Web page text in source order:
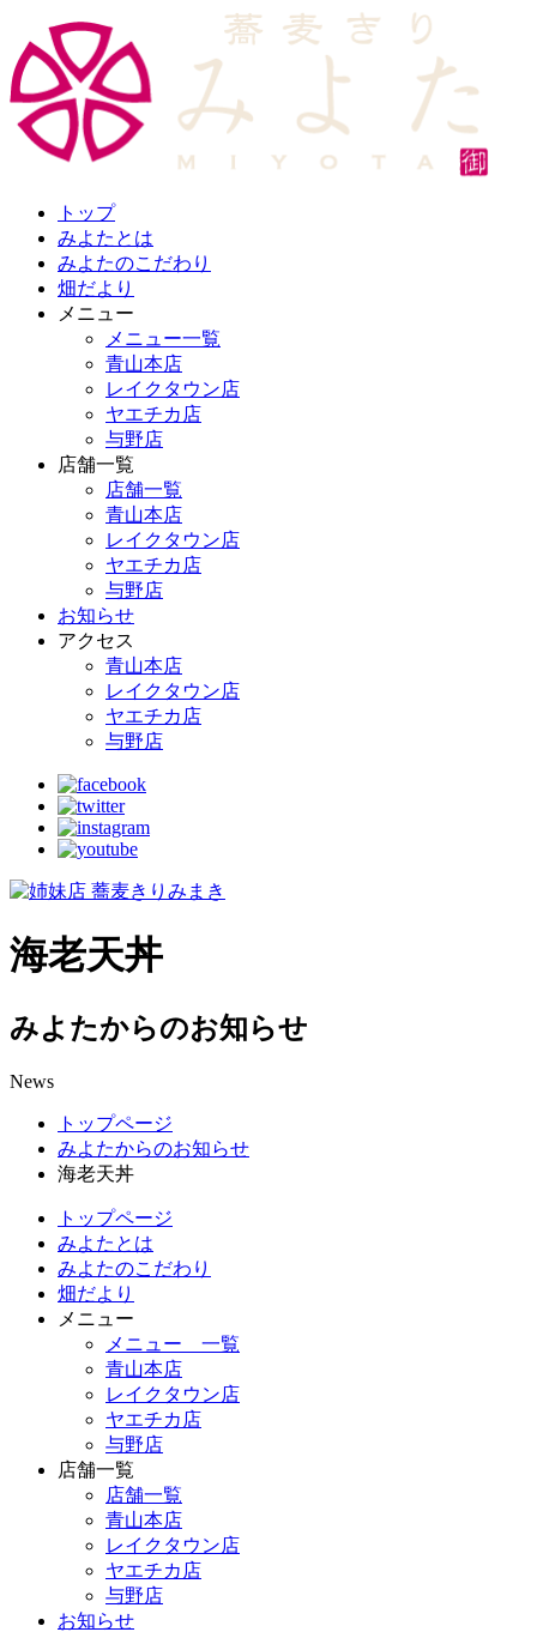
トップ
みよたとは
みよたのこだわり
畑だより
メニュー
メニュー一覧
青山本店
レイクタウン店
ヤエチカ店
与野店
店舗一覧
店舗一覧
青山本店
レイクタウン店
ヤエチカ店
与野店
お知らせ
アクセス
青山本店
レイクタウン店
ヤエチカ店
与野店
海老天丼
みよたからのお知らせ
News
トップページ
みよたからのお知らせ
海老天丼
トップページ
みよたとは
みよたのこだわり
畑だより
メニュー
メニュー 一覧
青山本店
レイクタウン店
ヤエチカ店
与野店
店舗一覧
店舗一覧
青山本店
レイクタウン店
ヤエチカ店
与野店
お知らせ